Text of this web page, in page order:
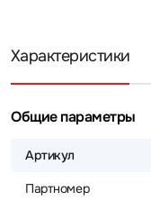
Характеристики
Общие параметры
Артикул
Партномер